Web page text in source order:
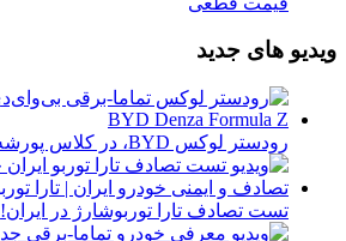
ویدیو های جدید
رودستر لوکس BYD، در کلاس پورشه و فراری!
تست تصادف تارا توربوشارژ در ایران!